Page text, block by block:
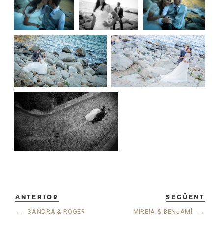
ANTERIOR
← SANDRA & ROGER
SEGÜENT
MIREIA & BENJAMÍ →